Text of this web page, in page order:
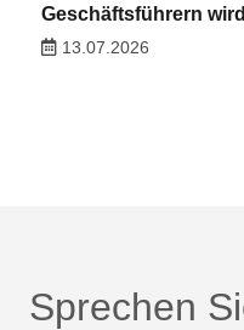
Geschäftsführern
13.07.2026
Sprechen